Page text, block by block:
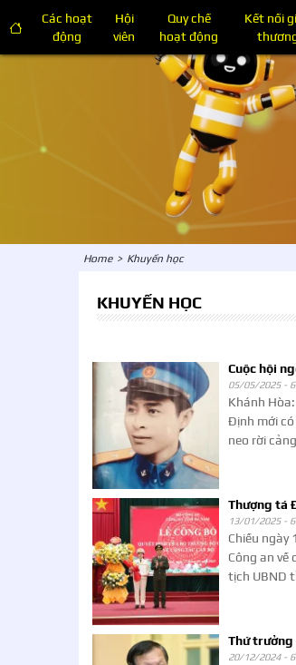
Các hoạt
động
Hội
viên
Quy chế
hoạt động
Kết nối
Home > Khuyến học
KHUYẾN HỌC
Cuộc hội
05/05/2025 -
Khánh
Định mới
neo rời
Thượng tá
13/01/2025 -
Chiều ngày
Công an về
tịch UBND
Thứ trưởng
20/12/2024 -